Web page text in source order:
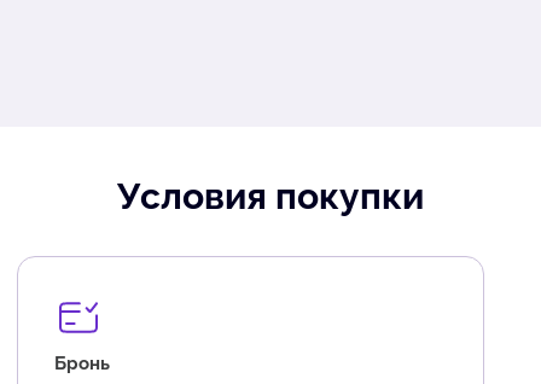
Условия покупки
Бронь